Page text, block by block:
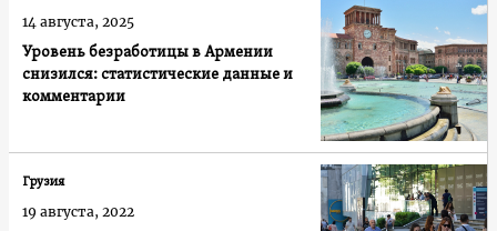
Уровень безработицы в Армении
снизился: статистические данные и
комментарии
14 августа, 2025
Грузия
19 августа, 2022